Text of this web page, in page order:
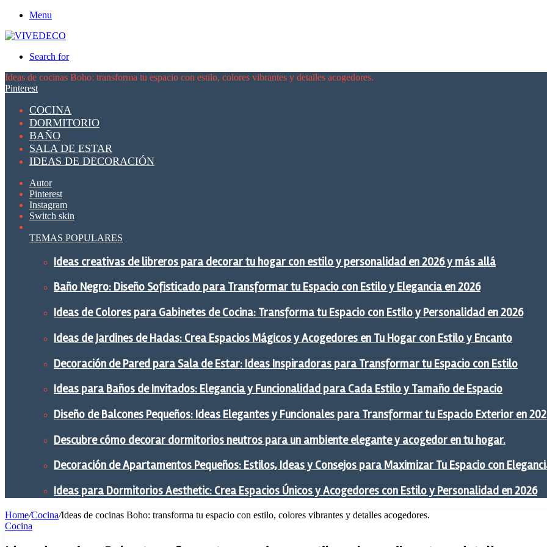
Menu
Search for
Ideas de cocinas Boho: transforma tu espacio con estilo, colores vibrantes y detalles acogedores.
Pinterest
COCINA
DORMITORIO
BAÑO
SALA DE ESTAR
IDEAS DE DECORACIÓN
Autor
Pinterest
Instagram
Switch skin
TEMAS POPULARES
Ideas creativas de libreros para decorar tu hogar con estilo y personalidad en 2026 y más allá
Baño Negro: Diseño Sofisticado para Transformar tu Espacio con Estilo y Elegancia en 2026
Ideas de Colores para Gabinetes de Cocina: Transforma tu Espacio con Estilo y Personalidad en 2026
Ideas de Jardines de Hadas: Crea Espacios Mágicos y Acogedores en Tu Hogar con Estilo y Encanto
Decoración de Pared para Sala de Estar: Ideas Inspiradoras para Transformar tu Espacio con Estilo
Ideas para Baños de Invitados: Elegancia y Funcionalidad para Cada Estilo y Tamaño de Espacio
Diseño de Balcones Pequeños: Ideas Elegantes y Funcionales para Transformar tu Espacio Exterior en
Descubre cómo decorar dormitorios neutros para un ambiente elegante y acogedor en tu hogar.
Decoración de Apartamentos Pequeños: Estilos, Ideas y Consejos para Maximizar Tu Espacio con
Ideas para Dormitorios Aesthetic: Crea Espacios Únicos y Acogedores con Estilo y Personalidad en 2026
Home/Cocina/Ideas de cocinas Boho: transforma tu espacio con estilo, colores vibrantes y detalles acogedores.
Cocina